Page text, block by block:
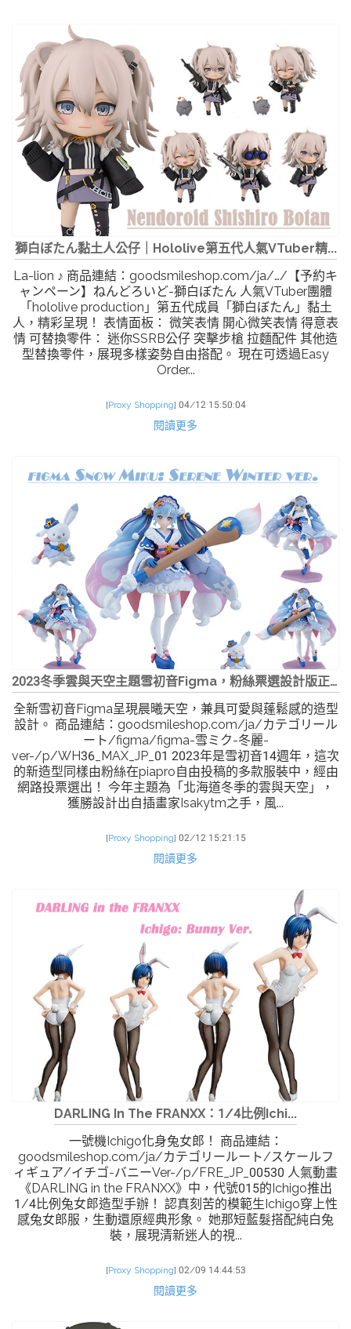
獅白ぼたん黏土人公仔｜hololive第五代人氣VTuber精...
La-lion ♪ 商品連結：goodsmileshop.com/ja/…/【予約キ
ャンペーン】ねんどろいど-獅白ぼたん 人氣VTuber團體
「hololive production」第五代成員「獅白ぼたん」黏土
人，精彩呈現！ 表情面板： 微笑表情 開心微笑表情 得意表
情 可替換零件： 迷你SSRB公仔 突擊步槍 拉麵配件 其他造
型替換零件，展現多樣姿勢自由搭配。 現在可透過Easy
Order...
[Proxy Shopping] 04/12 15:50:04
閱讀更多
2023冬季雲與天空主題雪初音Figma，粉絲票選設計版正式預...
全新雪初音Figma呈現晨曦天空，兼具可愛與蓬鬆感的造型
設計。 商品連結：goodsmileshop.com/ja/カテゴリール
ート/figma/figma-雪ミク-冬麗-
ver-/p/WH36_MAX_JP_01 2023年是雪初音14週年，這次
的新造型同樣由粉絲在piapro自由投稿的多款服裝中，經由
網路投票選出！ 今年主題為「北海道冬季的雲與天空」，
獲勝設計出自插畫家Isakytm之手，風...
[Proxy Shopping] 02/12 15:21:15
閱讀更多
DARLING In The FRANXX：1/4比例Ichi...
一號機Ichigo化身兔女郎！ 商品連結：
goodsmileshop.com/ja/カテゴリールート/スケールフ
ィギュア/イチゴ-バニーVer-/p/FRE_JP_00530 人氣動畫
《DARLING in the FRANXX》中，代號015的Ichigo推出
1/4比例兔女郎造型手辦！ 認真刻苦的模範生Ichigo穿上性
感兔女郎服，生動還原經典形象。 她那短藍髮搭配純白兔
裝，展現清新迷人的視...
[Proxy Shopping] 02/09 14:44:53
閱讀更多